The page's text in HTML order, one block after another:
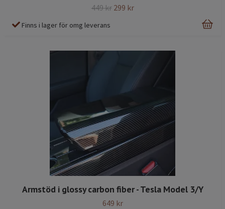
449 kr 299 kr
Finns i lager för omg leverans
Armstöd i glossy carbon fiber - Tesla Model 3/Y
649 kr